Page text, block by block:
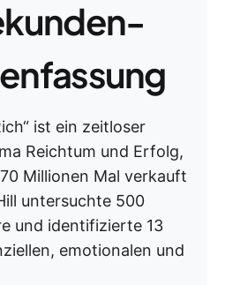
ist ein zeitloser
Reichtum und Erfolg,
Millionen Mal verkauft
untersuchte 500
und identifizierte 13
emotionalen und